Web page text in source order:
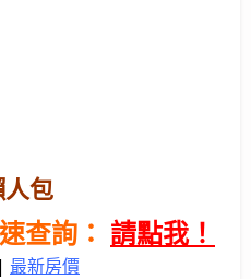
包
查詢： 請點我！
最新房價